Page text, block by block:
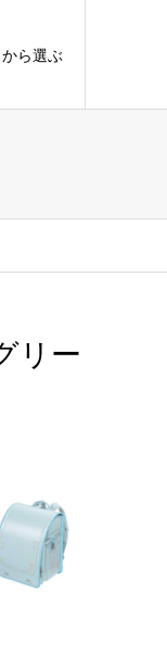
ら選ぶ
リー